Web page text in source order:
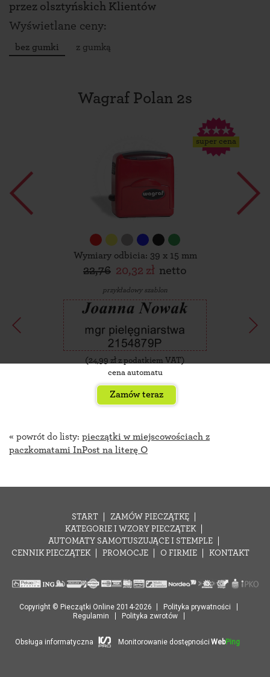
przez olsztyńskich Klientów
Wyświetlane ceny:
bez gumki z gumką
Wagraf Polan 2s
super cena
Wymiary odbicia: 39 x 15 mm
22,76 20,32 zł netto
przykładowy szablon
( 24,99 zł z podatkiem VAT)
cena automatu
Zamów teraz
« powrót do listy: pieczątki w miejscowościach z
paczkomatami InPost na literę O
START
ZAMÓW PIECZĄTKĘ
KATEGORIE I WZORY PIECZĄTEK
AUTOMATY SAMOTUSZUJĄCE I STEMPLE
CENNIK PIECZĄTEK
PROMOCJE O FIRMIE KONTAKT
Copyright © Pieczątki Online 2014-2026
Polityka prywatności
Regulamin
Polityka zwrotów
Obsługa informatyczna Monitorowanie dostępności WebPing